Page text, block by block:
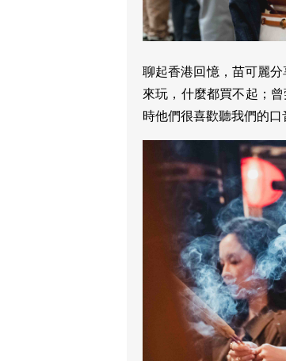
聊起香港回憶，苗可麗
來玩，什麼都買不起；
時他們很喜歡聽我們的口